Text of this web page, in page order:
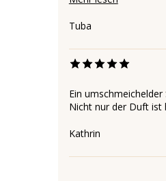
Tuba
Ein
Nicht nur der Duft ist
Kathrin